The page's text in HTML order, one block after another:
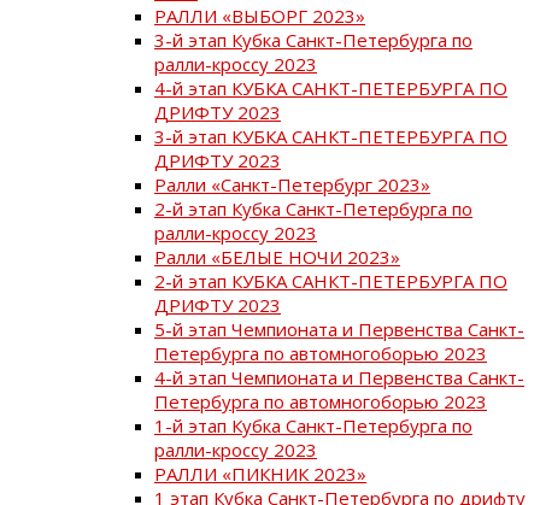
РАЛЛИ «ВЫБОРГ 2023»
3-й этап Кубка Санкт-Петербурга по
ралли-кроссу 2023
4-й этап КУБКА САНКТ-ПЕТЕРБУРГА ПО
ДРИФТУ 2023
3-й этап КУБКА САНКТ-ПЕТЕРБУРГА ПО
ДРИФТУ 2023
Ралли «Санкт-Петербург 2023»
2-й этап Кубка Санкт-Петербурга по
ралли-кроссу 2023
Ралли «БЕЛЫЕ НОЧИ 2023»
2-й этап КУБКА САНКТ-ПЕТЕРБУРГА ПО
ДРИФТУ 2023
5-й этап Чемпионата и Первенства Санкт-
Петербурга по автомногоборью 2023
4-й этап Чемпионата и Первенства Санкт-
Петербурга по автомногоборью 2023
1-й этап Кубка Санкт-Петербурга по
ралли-кроссу 2023
РАЛЛИ «ПИКНИК 2023»
1 этап Кубка Санкт-Петербурга по дрифту